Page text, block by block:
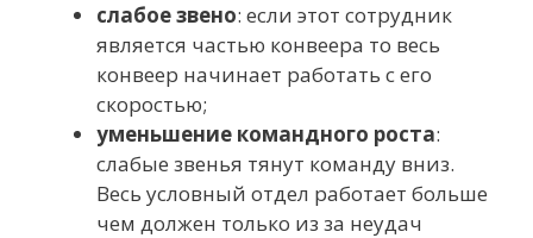
слабое звено: если этот сотрудник
является частью конвеера то весь
конвеер начинает работать с его
скоростью;
уменьшение командного роста:
слабые звенья тянут команду вниз.
Весь условный отдел работает больше
чем должен только из за неудач